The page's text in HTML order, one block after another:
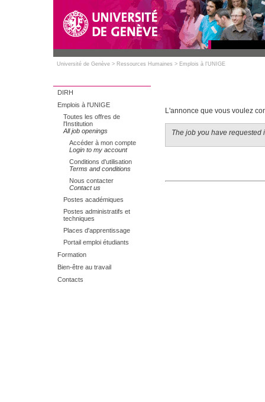
Université de Genève > Ressources Humaines > Emplois à l'UNIGE
DIRH
Emplois à l'UNIGE
Toutes les offres de
l'Institution
All job openings
Accéder à mon compte
Login to my account
Conditions d'utilisation
Terms and conditions
Nous contacter
Contact us
Postes académiques
Postes administratifs et
techniques
Places d'apprentissage
Portail emploi étudiants
Formation
Bien-être au travail
Contacts
L'annonce que vous voulez
The job you have requested